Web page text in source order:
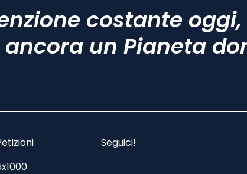
costante
un Pianeta
Seguici!